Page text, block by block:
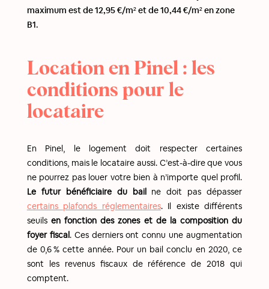
maximum est de 12,95 €/m² et de 10,44 €/m² en zone
B1.
Location en Pinel : les
conditions pour le
locataire
En Pinel, le logement doit respecter certaines
conditions, mais le locataire aussi. C’est-à-dire que vous
ne pourrez pas louer votre bien à n’importe quel profil.
Le futur bénéficiaire du bailne doit pas dépasser
certains plafonds réglementaires. Il existe différents
seuils en fonction des zones et de la composition du
foyer fiscal. Ces derniers ont connu une augmentation
de 0,6 % cette année. Pour un bail conclu en 2020, ce
sont les revenus fiscaux de référence de 2018 qui
comptent.